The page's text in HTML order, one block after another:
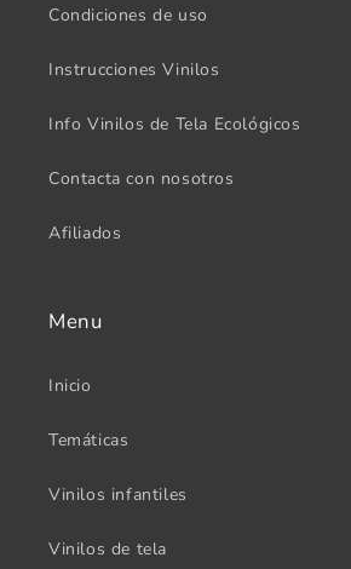
Condiciones de uso
Instrucciones Vinilos
Info Vinilos de Tela Ecológicos
Contacta con nosotros
Afiliados
Menu
Inicio
Temáticas
Vinilos infantiles
Vinilos de tela